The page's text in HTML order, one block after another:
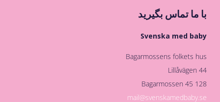
با ما تماس بگیرید
Svenska med baby
Bagarmossens folkets hus
Lillåvägen 44
128 45 Bagarmossen
mail@svenskamedbaby.se